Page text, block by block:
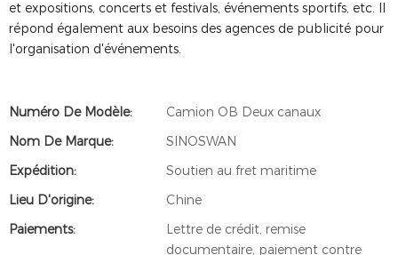
et expositions, concerts et festivals, événements sportifs, etc. Il
répond également aux besoins des agences de publicité pour
l'organisation d'événements.
Numéro De Modèle:
Camion OB Deux canaux
Nom De Marque:
SINOSWAN
Expédition:
Soutien au fret maritime
Lieu D'origine:
Chine
Paiements:
Lettre de crédit, remise
documentaire, paiement contre